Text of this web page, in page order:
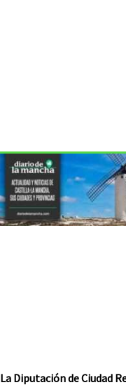
La Diputación de Ciudad